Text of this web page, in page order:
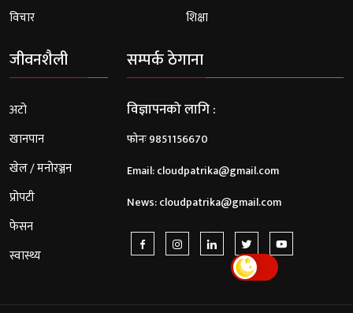
विचार
शिक्षा
जीवनशैली
अटो
खानपान
खेल / मनोरञ्जन
प्रोपटी
फेसन
स्वास्थ्य
सम्पर्क ठेगाना
विज्ञापनको लागि :
फोनः 9851156670
Email:cloudpatrika@gmail.com
News:cloudpatrika@gmail.com